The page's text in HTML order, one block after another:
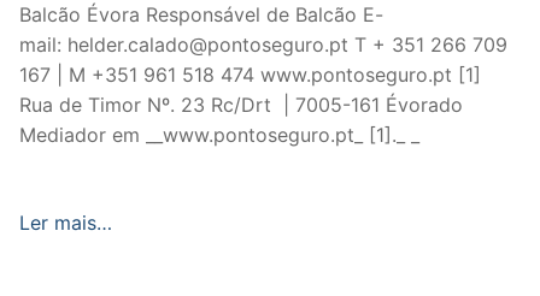
Balcão Évora Responsável de Balcão E-
mail: helder.calado@pontoseguro.pt T + 351 266 709
167 | M +351 961 518 474 www.pontoseguro.pt [1]
Rua de Timor Nº. 23 Rc/Drt | 7005-161 Évorado
Mediador em __www.pontoseguro.pt_ [1]._ _
Ler mais…